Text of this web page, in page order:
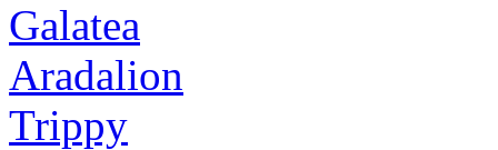
Galatea
Aradalion
Trippy